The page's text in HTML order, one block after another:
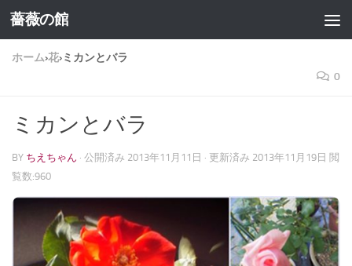
コンテンツへスキップ
薔薇の館
ホーム›花›ミカンとバラ
0
ミカンとバラ
BY ちえちゃん · 公開済み 2013年11月11日 · 更新済み 2013年11月19日 閲
覧数:960